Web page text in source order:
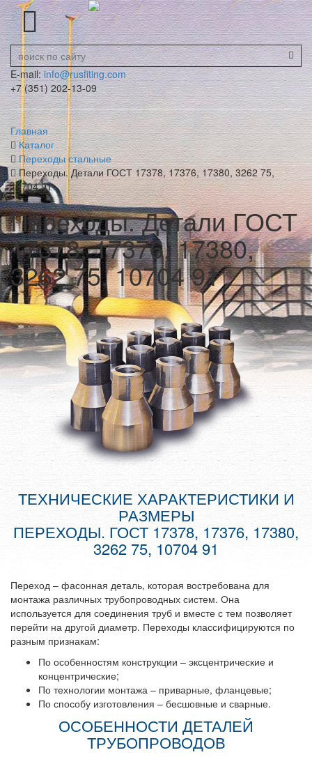
E-mail: info@rusfiting.com
+7 (351) 202-13-09
Главная
Каталог
Переходы стальные
Переходы. Детали ГОСТ 17378, 17376, 17380, 3262 75,
10704 91
Переходы. Детали ГОСТ
17378, 17376, 17380,
3262 75, 10704 91
ТЕХНИЧЕСКИЕ ХАРАКТЕРИСТИКИ И
РАЗМЕРЫ
ПЕРЕХОДЫ. ГОСТ 17378, 17376, 17380,
3262 75, 10704 91
Переход – фасонная деталь, которая востребована для
монтажа различных трубопроводных систем. Она
используется для соединения труб и вместе с тем позволяет
перейти на другой диаметр. Переходы классифицируются по
разным признакам:
По особенностям конструкции – эксцентрические и
концентрические;
По технологии монтажа – приварные, фланцевые;
По способу изготовления – бесшовные и сварные.
ОСОБЕННОСТИ ДЕТАЛЕЙ
ТРУБОПРОВОДОВ